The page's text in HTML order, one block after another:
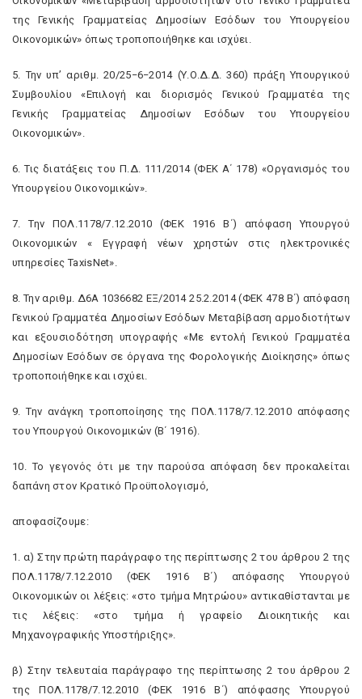
της Γενικής Γραμματείας Δημοσίων Εσόδων του Υπουργείου
Οικονομικών» όπως τροποποιήθηκε και ισχύει.
5. Την υπ’ αριθμ. 20/25−6−2014 (Υ.Ο.Δ.Δ. 360) πράξη Υπουργικού
Συμβουλίου «Επιλογή και διορισμός Γενικού Γραμματέα της
Γενικής Γραμματείας Δημοσίων Εσόδων του Υπουργείου
Οικονομικών».
6. Τις διατάξεις του Π.Δ. 111/2014 (ΦΕΚ Α΄ 178) «Οργανισμός του
Υπουργείου Οικονομικών».
7. Την ΠΟΛ.1178/7.12.2010 (ΦΕΚ 1916 Β΄) απόφαση Υπουργού
Οικονομικών « Εγγραφή νέων χρηστών στις ηλεκτρονικές
υπηρεσίες TaxisNet».
8. Την αριθμ. Δ6Α 1036682 ΕΞ/2014 25.2.2014 (ΦΕΚ 478 Β΄) απόφαση
Γενικού Γραμματέα Δημοσίων Εσόδων Μεταβίβαση αρμοδιοτήτων
και εξουσιοδότηση υπογραφής «Με εντολή Γενικού Γραμματέα
Δημοσίων Εσόδων σε όργανα της Φορολογικής Διοίκησης» όπως
τροποποιήθηκε και ισχύει.
9. Την ανάγκη τροποποίησης της ΠΟΛ.1178/7.12.2010 απόφασης
του Υπουργού Οικονομικών (Β΄ 1916).
10. Το γεγονός ότι με την παρούσα απόφαση δεν προκαλείται
δαπάνη στον Κρατικό Προϋπολογισμό,
αποφασίζουμε:
1. α) Στην πρώτη παράγραφο της περίπτωσης 2 του άρθρου 2 της
ΠΟΛ.1178/7.12.2010 (ΦΕΚ 1916 Β΄) απόφασης Υπουργού
Οικονομικών οι λέξεις: «στο τμήμα Μητρώου» αντικαθίστανται με
τις λέξεις: «στο τμήμα ή γραφείο Διοικητικής και
Μηχανογραφικής Υποστήριξης».
β) Στην τελευταία παράγραφο της περίπτωσης 2 του άρθρου 2
της ΠΟΛ.1178/7.12.2010 (ΦΕΚ 1916 Β΄) απόφασης Υπουργού